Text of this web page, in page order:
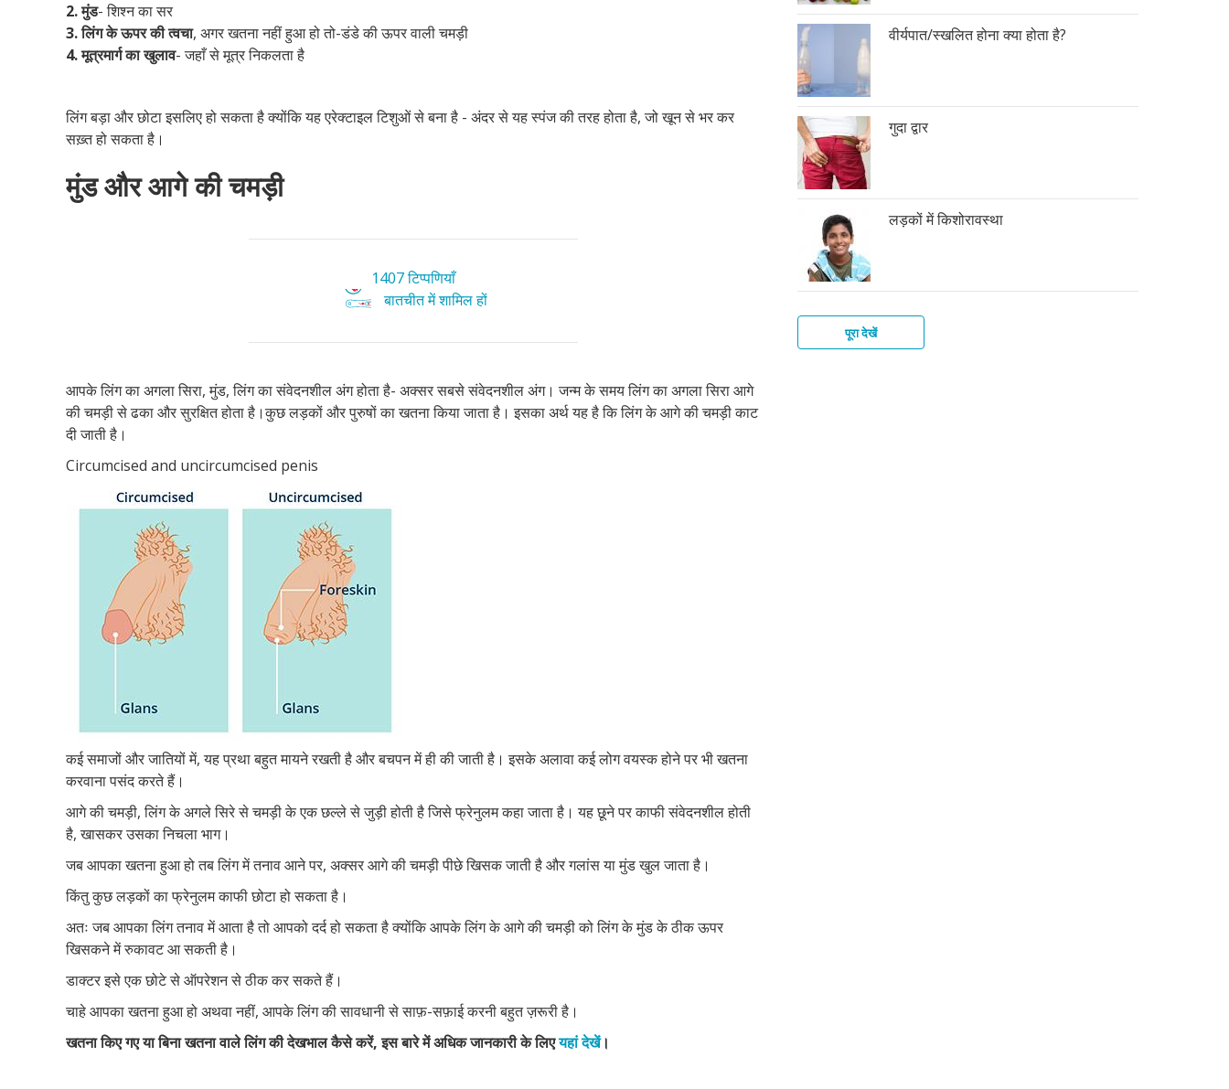
2.मुंड- शिश्न का सर
3. लिंग के ऊपर की त्वचा, अगर खतना नहीं हुआ हो तो-डंडे की ऊपर वाली चमड़ी
4. मूत्रमार्ग का खुलाव- जहाँ से मूत्र निकलता है
लिंग बड़ा और छोटा इसलिए हो सकता है क्योंकि यह एरेक्टाइल टिशुओं से बना है - अंदर से यह स्पंज की तरह होता है, जो खून से भर कर
सख़्त हो सकता है।
मुंड और आगे की चमड़ी
1407 टिप्पणियाँ
बातचीत में शामिल हों
आपके लिंग का अगला सिरा, मुंड, लिंग का संवेदनशील अंग होता है- अक्सर सबसे संवेदनशील अंग। जन्म के समय लिंग का अगला सिरा आगे
की चमड़ी से ढका और सुरक्षित होता है।कुछ लड़कों और पुरुषों का खतना किया जाता है। इसका अर्थ यह है कि लिंग के आगे की चमड़ी काट
दी जाती है।
Circumcised and uncircumcised penis
कई समाजों और जातियों में, यह प्रथा बहुत मायने रखती है और बचपन में ही की जाती है। इसके अलावा कई लोग वयस्क होने पर भी खतना
करवाना पसंद करते हैं।
आगे की चमड़ी, लिंग के अगले सिरे से चमड़ी के एक छल्ले से जुड़ी होती है जिसे फ्रेनुलम कहा जाता है। यह छूने पर काफी संवेदनशील होती
है, खासकर उसका निचला भाग।
जब आपका खतना हुआ हो तब लिंग में तनाव आने पर, अक्सर आगे की चमड़ी पीछे खिसक जाती है और गलांस या मुंड खुल जाता है।
किंतु कुछ लड़कों का फ्रेनुलम काफी छोटा हो सकता है।
अतः जब आपका लिंग तनाव में आता है तो आपको दर्द हो सकता है क्योंकि आपके लिंग के आगे की चमड़ी को लिंग के मुंड के ठीक ऊपर
खिसकने में रुकावट आ सकती है।
डाक्टर इसे एक छोटे से ऑपरेशन से ठीक कर सकते हैं।
चाहे आपका खतना हुआ हो अथवा नहीं, आपके लिंग की सावधानी से साफ़-सफ़ाई करनी बहुत ज़रूरी है।
खतना किए गए या बिना खतना वाले लिंग की देखभाल कैसे करें, इस बारे में अधिक जानकारी के लिएयहां देखें।
वीर्यपात/स्खलित होना क्या होता है?
गुदा द्वार
लड़कों में किशोरावस्था
पूरा देखें